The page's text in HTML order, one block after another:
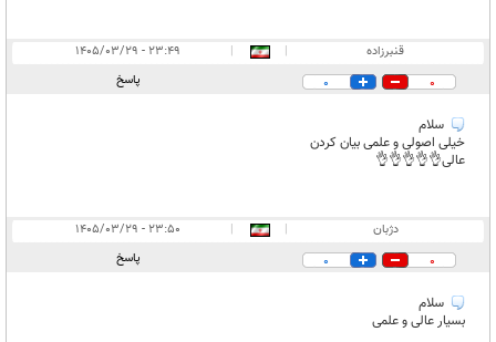
قنبرزاده |
|
۲۳:۴۹ - ۱۴۰۵/۰۳/۲۹
0
0 پاسخ
سلام
خیلی اصولی و علمی بیان کردن
عالی👌👌👌👌👌
دژبان‌ |
|
۲۳:۵۰ - ۱۴۰۵/۰۳/۲۹
0
0 پاسخ
سلام
بسیار عالی و علمی